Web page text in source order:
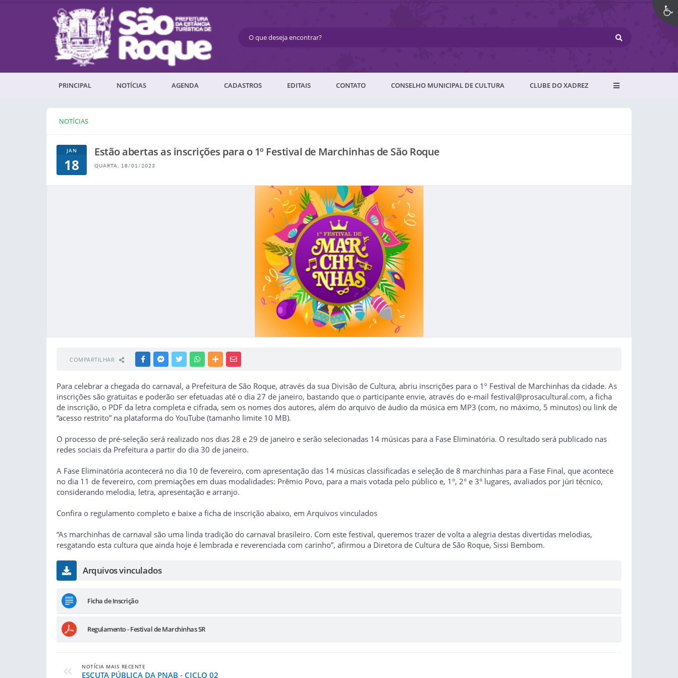
PRINCIPAL NOTÍCIAS AGENDA CADASTROS EDITAIS CONTATO CONSELHO MUNICIPAL DE CULTURA CLUBE DO XADREZ
NOTÍCIAS
JAN
18
Estão abertas as inscrições para o 1º Festival de Marchinhas de São Roque
QUARTA, 18/01/2023
COMPARTILHAR FACEBOOKMESSENGER
TWITTER WHATSAPPMAIS
Para celebrar a chegada do carnaval, a Prefeitura de São Roque, através da sua Divisão de Cultura, abriu inscrições para o 1º Festival de Marchinhas da cidade. As
inscrições são gratuitas e poderão ser efetuadas até o dia 27 de janeiro, bastando que o participante envie, através do e-mail festival@prosacultural.com, a ficha
de inscrição, o PDF da letra completa e cifrada, sem os nomes dos autores, além do arquivo de áudio da música em MP3 (com, no máximo, 5 minutos) ou link de
“acesso restrito” na plataforma do YouTube (tamanho limite 10 MB).
O processo de pré-seleção será realizado nos dias 28 e 29 de janeiro e serão selecionadas 14 músicas para a Fase Eliminatória. O resultado será publicado nas
redes sociais da Prefeitura a partir do dia 30 de janeiro.
A Fase Eliminatória acontecerá no dia 10 de fevereiro, com apresentação das 14 músicas classificadas e seleção de 8 marchinhas para a Fase Final, que acontece
no dia 11 de fevereiro, com premiações em duas modalidades: Prêmio Povo, para a mais votada pelo público e, 1°, 2° e 3° lugares, avaliados por júri técnico,
considerando melodia, letra, apresentação e arranjo.
Confira o regulamento completo e baixe a ficha de inscrição abaixo, em Arquivos vinculados
“As marchinhas de carnaval são uma linda tradição do carnaval brasileiro. Com este festival, queremos trazer de volta a alegria destas divertidas melodias,
resgatando esta cultura que ainda hoje é lembrada e reverenciada com carinho”, afirmou a Diretora de Cultura de São Roque, Sissi Bembom.
Arquivos vinculados
Ficha de Inscrição
Regulamento - Festival de Marchinhas SR
NOTÍCIA MAIS RECENTE
ESCUTA PÚBLICA DA PNAB - CICLO 02